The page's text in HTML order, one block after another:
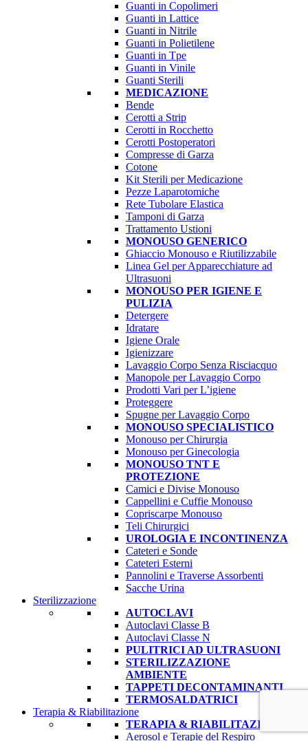
Guanti in Copolimeri
Guanti in Lattice
Guanti in Nitrile
Guanti in Polietilene
Guanti in Tpe
Guanti in Vinile
Guanti Sterili
MEDICAZIONE
Bende
Cerotti a Strip
Cerotti in Rocchetto
Cerotti Postoperatori
Compresse di Garza
Cotone
Kit Sterili per Medicazione
Pezze Laparotomiche
Rete Tubolare Elastica
Tamponi di Garza
Trattamento Ustioni
MONOUSO GENERICO
Ghiaccio Monouso e Riutilizzabile
Linea Gel per Apparecchiature ad
Ultrasuoni
MONOUSO PER IGIENE E
PULIZIA
Detergere
Idratare
Igiene Orale
Igienizzare
Lavaggio Corpo Senza Risciacquo
Manopole per Lavaggio Corpo
Prodotti Vari per L’igiene
Proteggere
Spugne per Lavaggio Corpo
MONOUSO SPECIALISTICO
Monouso per Chirurgia
Monouso per Ginecologia
MONOUSO TNT E
PROTEZIONE
Camici e Divise Monouso
Cappellini e Cuffie Monouso
Copriscarpe Monouso
Teli Chirurgici
UROLOGIA E INCONTINENZA
Cateteri e Sonde
Cateteri Esterni
Pannolini e Traverse Assorbenti
Sacche Urina
Sterilizzazione
AUTOCLAVI
Autoclavi Classe B
Autoclavi Classe N
PULITRICI AD ULTRASUONI
STERILIZZAZIONE
AMBIENTE
TAPPETI DECONTAMINANTI
TERMOSALDATRICI
Terapia & Riabilitazione
TERAPIA & RIABILITAZIONE
Aerosol e Terapie del Respiro